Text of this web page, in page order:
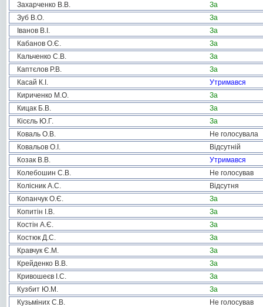
Захарченко В.В.
За
Зуб В.О.
За
Іванов В.І.
За
Кабанов О.Є.
За
Кальченко С.В.
За
Каптєлов Р.В.
За
Касай К.І.
Утримався
Кириченко М.О.
За
Кицак Б.В.
За
Кісєль Ю.Г.
За
Коваль О.В.
Не голосувала
Ковальов О.І.
Відсутній
Козак В.В.
Утримався
Колебошин С.В.
Не голосував
Колісник А.С.
Відсутня
Копанчук О.Є.
За
Копитін І.В.
За
Костін А.Є.
За
Костюк Д.С.
За
Кравчук Є.М.
За
Крейденко В.В.
За
Кривошеєв І.С.
За
Кузбит Ю.М.
За
Кузьміних С.В.
Не голосував